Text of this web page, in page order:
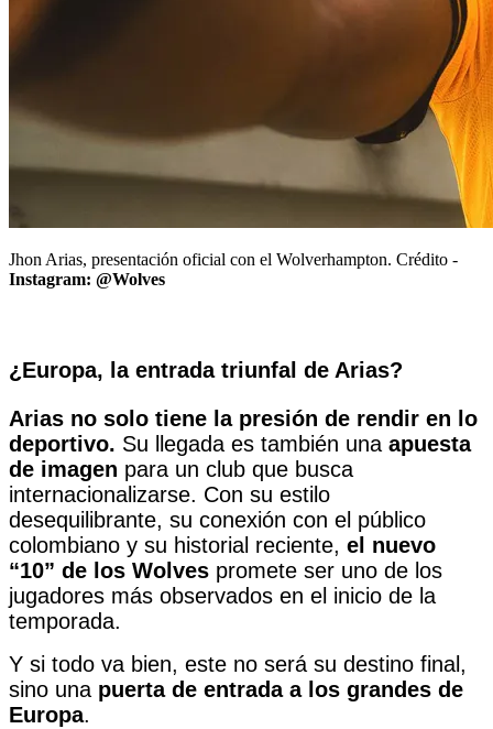
Jhon Arias, presentación oficial con el Wolverhampton. Crédito -
Instagram: @Wolves
¿Europa, la entrada triunfal de Arias?
Arias no solo tiene la presión de rendir en lo
deportivo. Su llegada es también una apuesta
de imagen para un club que busca
internacionalizarse. Con su estilo
desequilibrante, su conexión con el público
colombiano y su historial reciente, el nuevo
“10” de los Wolves promete ser uno de los
jugadores más observados en el inicio de la
temporada.
Y si todo va bien, este no será su destino final,
sino una puerta de entrada a los grandes de
Europa.